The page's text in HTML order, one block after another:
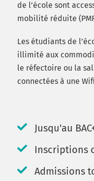
de l’école sont
mobilité réduite
Les étudiants de
illimité aux
le réfectoire ou la
connectées à une
Jusqu'au
Inscriptions
Admissions